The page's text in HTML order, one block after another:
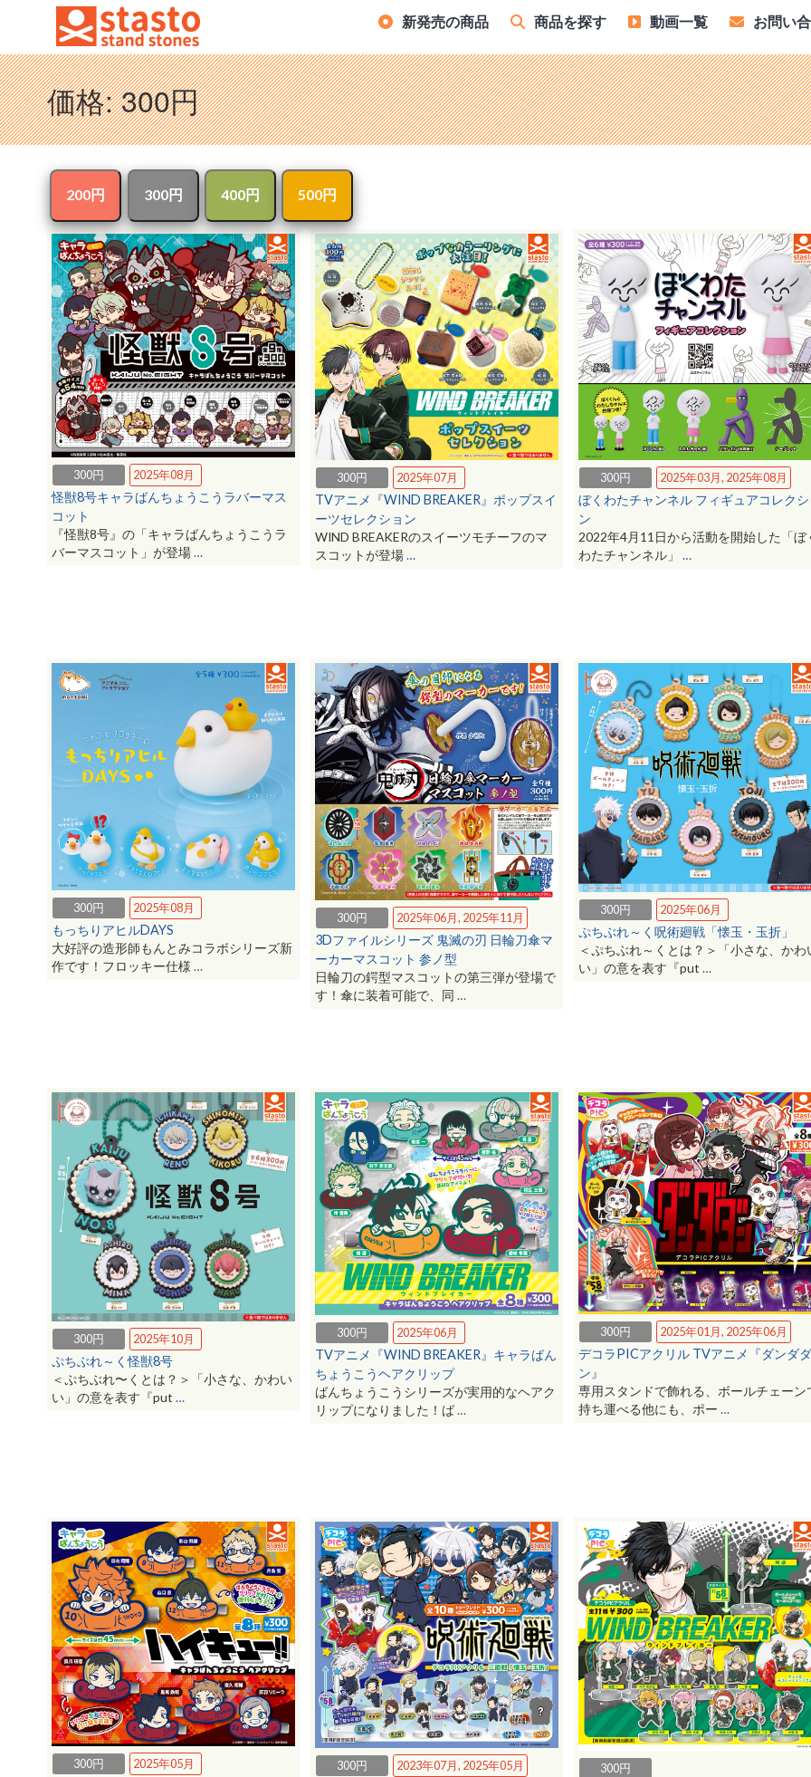
新発売の商品 商品を探す 動画一覧 お問い
価格:300円
200円 300円 400円 500円
300円 2025年08月
怪獣8号キャラばんちょうこうラバーマス
コット
『怪獣8号』の「キャラばんちょうこうラ
バーマスコット」が登場…
300円 2025年07月
TVアニメ『WIND BREAKER』ポップスイ
ーツセレクション
WIND BREAKERのスイーツモチーフのマ
スコットが登場…
300円 2025年03月, 2025年08月
ぼくわたチャンネル フィギュアコレク
ン
2022年4月11日から活動を開始した「ぼ
わたチャンネル」…
300円 2025年08月
もっちりアヒルDAYS
大好評の造形師もんとみコラボシリーズ新
作です！フロッキー仕様 …
300円 2025年06月, 2025年11月
3Dファイルシリーズ 鬼滅の刃 日輪刀傘マ
ーカーマスコット 参ノ型
日輪刀の鍔型マスコットの第三弾が登場で
す！傘に装着可能で、同…
300円 2025年06月
ぷちぶれ～く呪術廻戦「懐玉・玉折」
＜ぷちぶれ～くとは？＞「小さな、かわ
い」の意を表す『put…
300円 2025年10月
ぷちぶれ～く怪獣8号
＜ぷちぶれ〜くとは？＞「小さな、かわい
い」の意を表す『put …
300円 2025年06月
TVアニメ『WIND BREAKER』キャラばん
ちょうこうヘアクリップ
ばんちょうこうシリーズが実用的なヘアク
リップになりました！ば…
300円 2025年01月, 2025年06月
デコラPICアクリル TVアニメ『ダンダ
ン』
専用スタンドで飾れる、ボールチェーン
持ち運べる他にも、ポー…
300円 2025年05月 300円 2023年07月, 2025年05月
300円